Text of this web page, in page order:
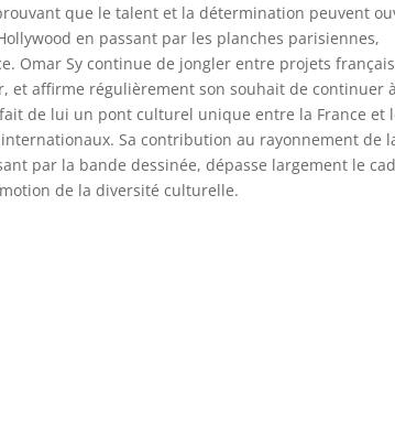
que le talent et la détermination peuvent
en passant par les planches parisiennes,
Omar Sy continue de jongler entre projets
et affirme régulièrement son souhait de continuer
de lui un pont culturel unique entre la France et
Sa contribution au rayonnement de
par la bande dessinée, dépasse largement le
de la diversité culturelle.